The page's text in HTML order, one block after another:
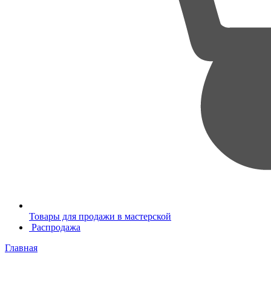
Товары для продажи в мастерской
Распродажа
Главная